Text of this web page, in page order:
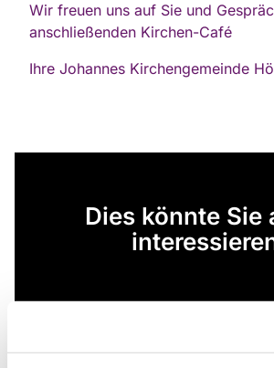
Wir freuen uns auf Sie und
anschließenden Kirchen-Café
Ihre Johannes Kirchengemeinde
Dies könnte Sie